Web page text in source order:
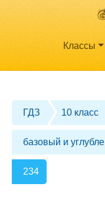
Классы
ГДЗ 10 класс
базовый и
234